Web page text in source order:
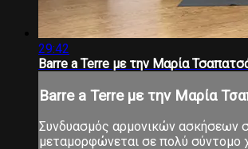
29:42
Barre a Terre με την Μαρία
Barre a Terre με την Μαρία
Συνδυασμός αρμονικών ασκήσεων
μεταμορφώνεται σε πολύ σύντομο